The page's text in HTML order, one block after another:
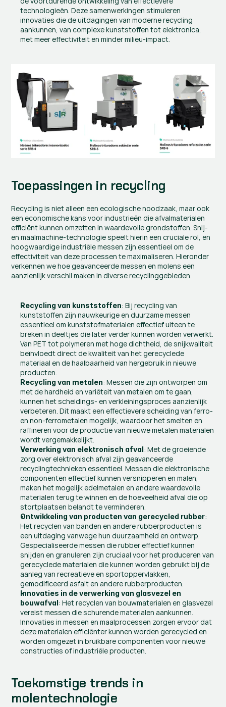
technologieën. Deze samenwerkingen stimuleren
innovaties die de uitdagingen van moderne recycling
aankunnen, van complexe kunststoffen tot elektronica,
met meer effectiviteit en minder milieu-impact.
Toepassingen in recycling
Recycling is niet alleen een ecologische noodzaak, maar ook
een economische kans voor industrieën die afvalmaterialen
efficiënt kunnen omzetten in waardevolle grondstoffen. Snij-
en maalmachine-technologie speelt hierin een cruciale rol, en
hoogwaardige industriële messen zijn essentieel om de
effectiviteit van deze processen te maximaliseren. Hieronder
verkennen we hoe geavanceerde messen en molens een
aanzienlijk verschil maken in diverse recyclinggebieden.
Recycling van kunststoffen: Bij recycling van
kunststoffen zijn nauwkeurige en duurzame messen
essentieel om kunststofmaterialen effectief uiteen te
breken in deeltjes die later verder kunnen worden verwerkt.
Van PET tot polymeren met hoge dichtheid, de snijkwaliteit
beïnvloedt direct de kwaliteit van het gerecyclede
materiaal en de haalbaarheid van hergebruik in nieuwe
producten.
Recycling van metalen: Messen die zijn ontworpen om
met de hardheid en variëteit van metalen om te gaan,
kunnen het scheidings- en verkleiningsproces aanzienlijk
verbeteren. Dit maakt een effectievere scheiding van ferro-
en non-ferrometalen mogelijk, waardoor het smelten en
raffineren voor de productie van nieuwe metalen materialen
wordt vergemakkelijkt.
Verwerking van elektronisch afval: Met de groeiende
zorg over elektronisch afval zijn geavanceerde
recyclingtechnieken essentieel. Messen die elektronische
componenten effectief kunnen versnipperen en malen,
maken het mogelijk edelmetalen en andere waardevolle
materialen terug te winnen en de hoeveelheid afval die op
stortplaatsen belandt te verminderen.
Ontwikkeling van producten van gerecycled rubber:
Het recyclen van banden en andere rubberproducten is
een uitdaging vanwege hun duurzaamheid en ontwerp.
Gespecialiseerde messen die rubber effectief kunnen
snijden en granuleren zijn cruciaal voor het produceren van
gerecyclede materialen die kunnen worden gebruikt bij de
aanleg van recreatieve en sportoppervlakken,
gemodificeerd asfalt en andere rubberproducten.
Innovaties in de verwerking van glasvezel en
bouwafval: Het recyclen van bouwmaterialen en glasvezel
vereist messen die schurende materialen aankunnen.
Innovaties in messen en maalprocessen zorgen ervoor dat
deze materialen efficiënter kunnen worden gerecycled en
worden omgezet in bruikbare componenten voor nieuwe
constructies of industriële producten.
Toekomstige trends in
molentechnologie